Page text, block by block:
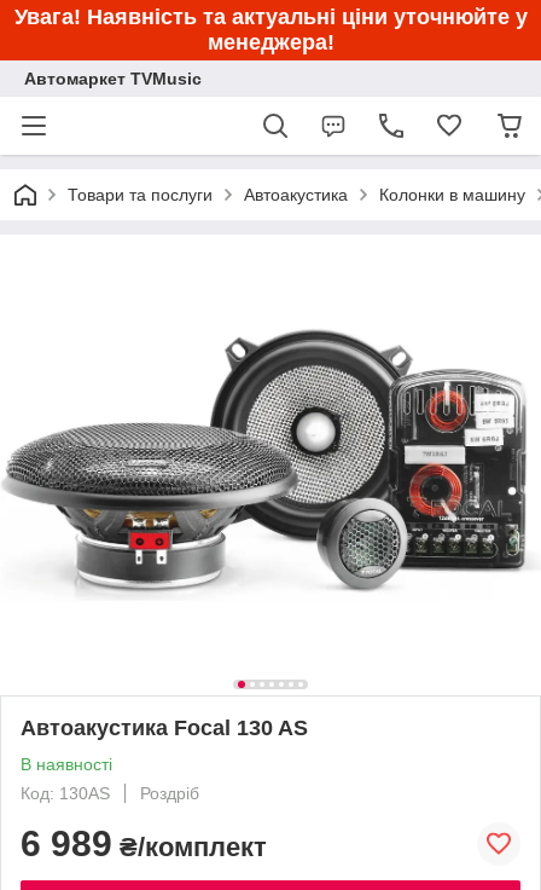
Увага! Наявність та актуальні ціни уточнюйте у
менеджера!
Автомаркет TVMusic
Товари та послуги Автоакустика Колонки в машину
Автоакустика Focal 130 AS
В наявності
Код: 130AS
Роздріб
6 989 ₴/комплект